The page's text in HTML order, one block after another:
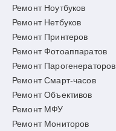
Ремонт Ноутбуков
Ремонт Нетбуков
Ремонт Принтеров
Ремонт Фотоаппаратов
Ремонт Парогенераторов
Ремонт Смарт-часов
Ремонт Объективов
Ремонт МФУ
Ремонт Мониторов